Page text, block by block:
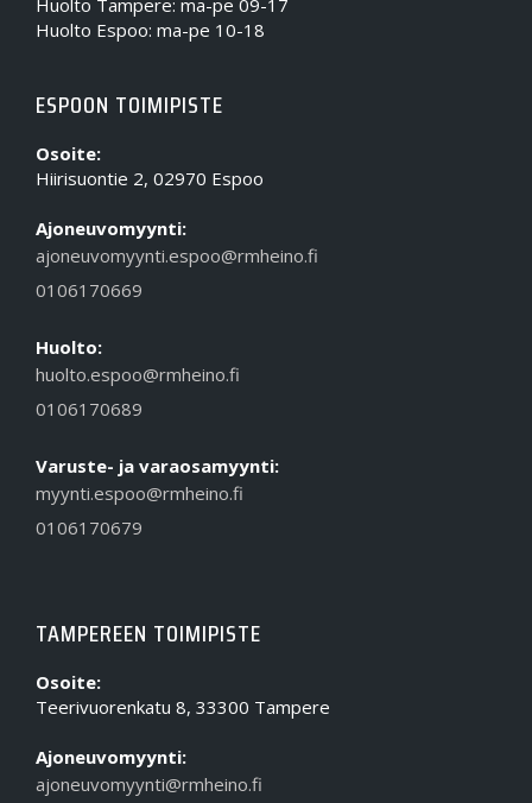
Huolto Espoo: ma-pe 10-18
ESPOON TOIMIPISTE
Osoite:
Hiirisuontie 2, 02970 Espoo
Ajoneuvomyynti:
ajoneuvomyynti.espoo@rmheino.fi
0106170669
Huolto:
huolto.espoo@rmheino.fi
0106170689
Varuste- ja varaosamyynti:
myynti.espoo@rmheino.fi
0106170679
TAMPEREEN TOIMIPISTE
Osoite:
Teerivuorenkatu 8, 33300 Tampere
Ajoneuvomyynti:
ajoneuvomyynti@rmheino.fi